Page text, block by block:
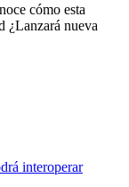
cómo esta
¿Lanzará nueva